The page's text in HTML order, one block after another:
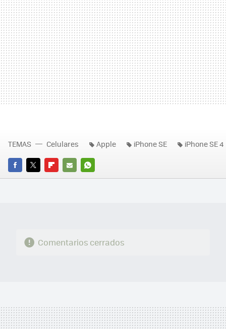
FACEBOOK
TWITTERFLIPBOARD
E-
WHATSAPP
TEMAS Celulares Apple iPhone SE iPhone SE 4
Comentarios cerrados